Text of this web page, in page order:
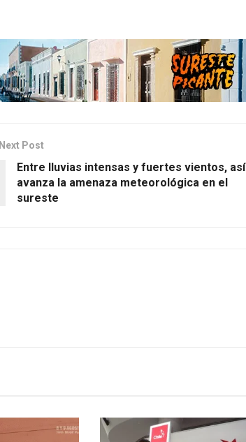
Next Post
Entre lluvias intensas y fuertes vientos, así
avanza la amenaza meteorológica en el
sureste